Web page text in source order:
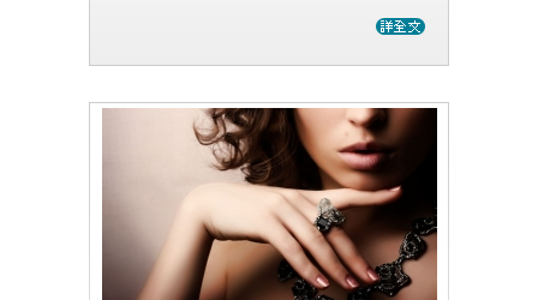
服，才會到賓館休息，潘男則說，兩人沒